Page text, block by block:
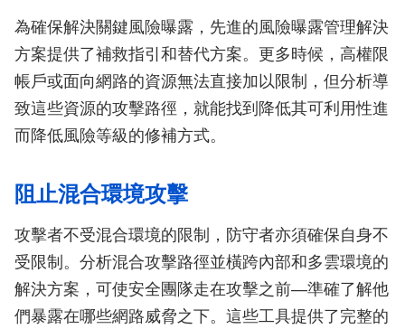
為確保解決關鍵風險曝露，先進的風險曝露管理解決
方案提供了補救指引和替代方案。更多時候，高權限
帳戶或面向網路的資源無法直接加以限制，但分析導
致這些資源的攻擊路徑，就能找到降低其可利用性進
而降低風險等級的修補方式。
阻止混合環境攻擊
攻擊者不受混合環境的限制，防守者亦須確保自身不
受限制。分析混合攻擊路徑並橫跨內部和多雲環境的
解決方案，可使安全團隊走在攻擊之前—準確了解他
們暴露在哪些網路威脅之下。這些工具提供了完整的